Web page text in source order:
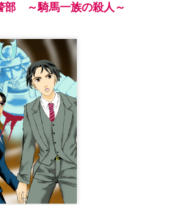
部 ～騎馬一族の殺人～